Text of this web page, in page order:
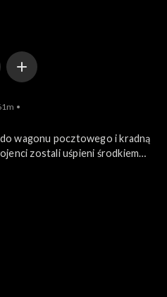
wagonu pocztowego i kradną
zostali uśpieni środkiem
podał im ten środek?
pułapkę...